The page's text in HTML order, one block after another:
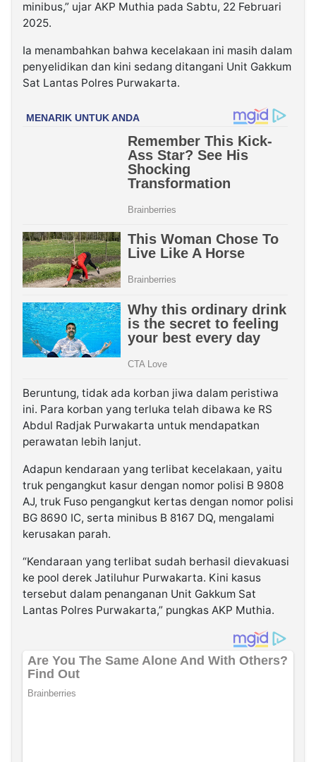
minibus,” ujar AKP Muthia pada Sabtu, 22 Februari
2025.
Ia menambahkan bahwa kecelakaan ini masih dalam
penyelidikan dan kini sedang ditangani Unit Gakkum
Sat Lantas Polres Purwakarta.
Beruntung, tidak ada korban jiwa dalam peristiwa
ini. Para korban yang terluka telah dibawa ke RS
Abdul Radjak Purwakarta untuk mendapatkan
perawatan lebih lanjut.
Adapun kendaraan yang terlibat kecelakaan, yaitu
truk pengangkut kasur dengan nomor polisi B 9808
AJ, truk Fuso pengangkut kertas dengan nomor polisi
BG 8690 IC, serta minibus B 8167 DQ, mengalami
kerusakan parah.
“Kendaraan yang terlibat sudah berhasil dievakuasi
ke pool derek Jatiluhur Purwakarta. Kini kasus
tersebut dalam penanganan Unit Gakkum Sat
Lantas Polres Purwakarta,” pungkas AKP Muthia.